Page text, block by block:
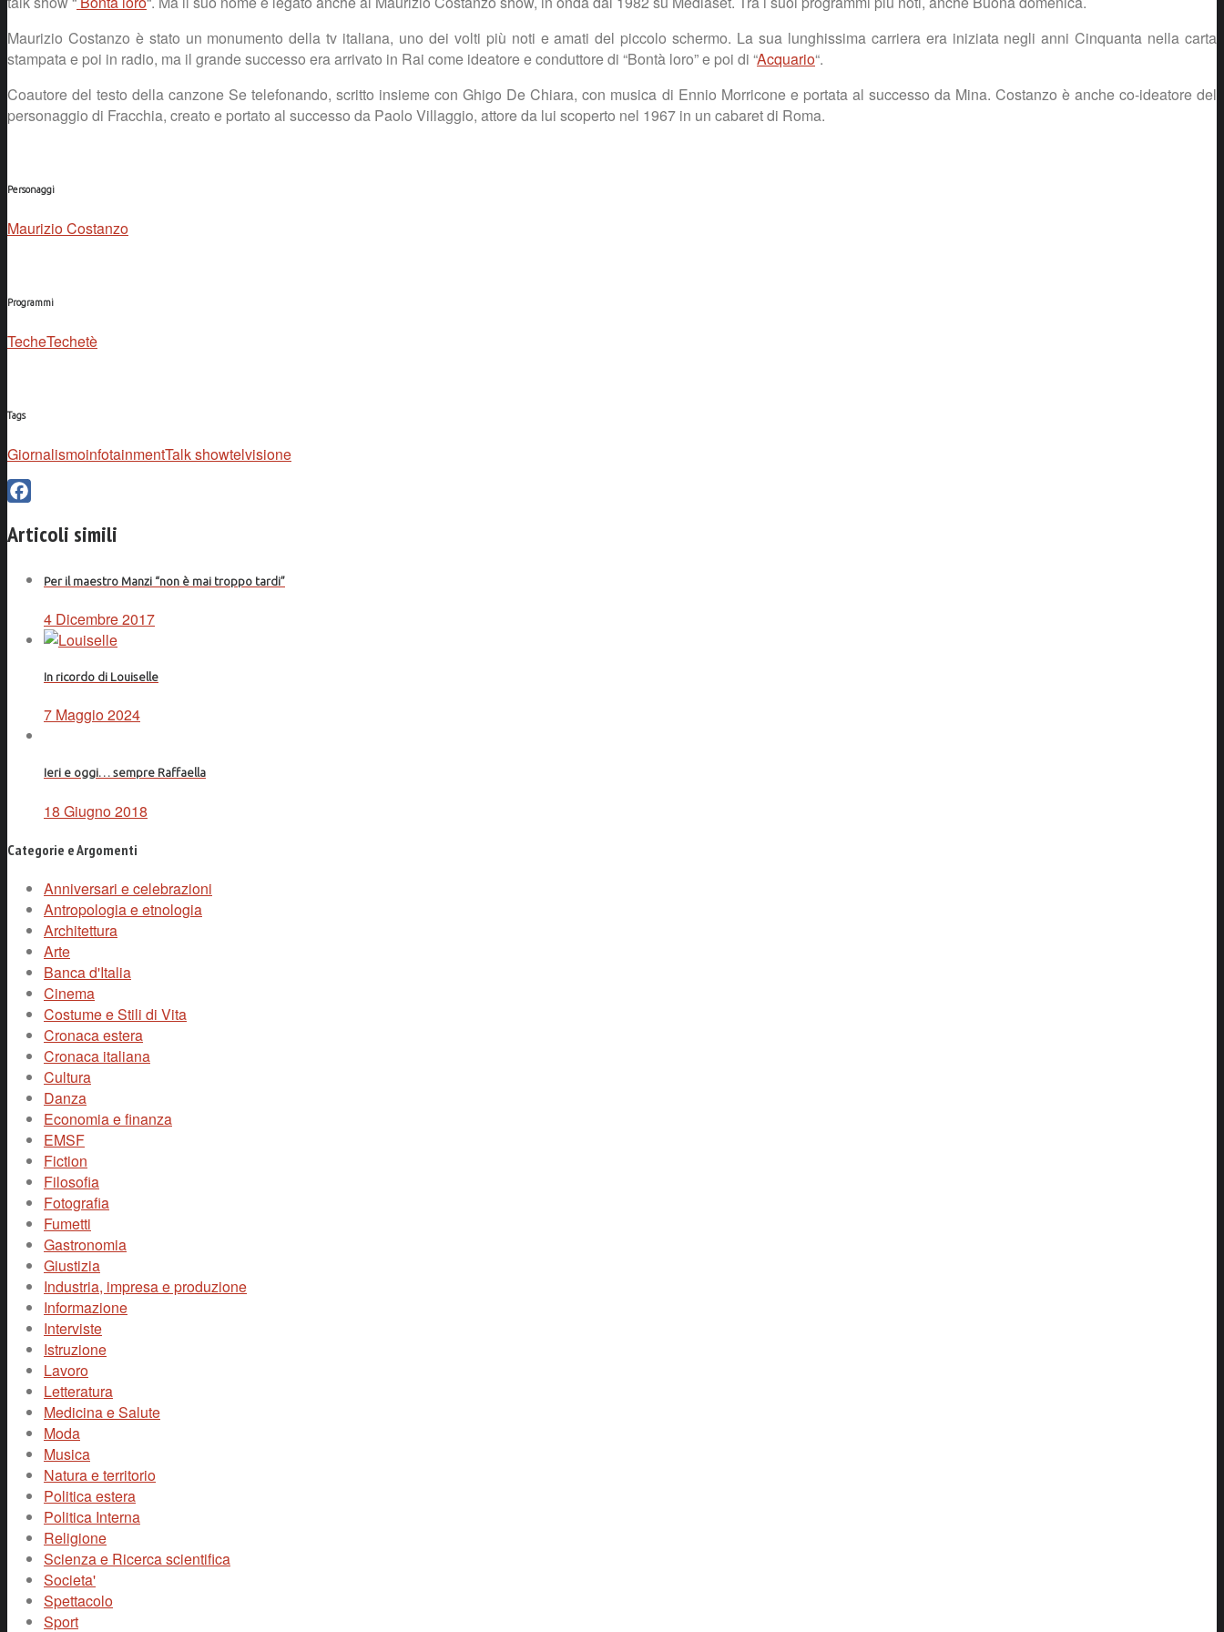
Maurizio Costanzo è stato un monumento della tv italiana, uno dei volti più noti e amati del piccolo schermo. La sua lunghissima carriera era iniziata negli anni Cinquanta nella carta
stampata e poi in radio, ma il grande successo era arrivato in Rai come ideatore e conduttore di “Bontà loro” e poi di “Acquario“.
Coautore del testo della canzone Se telefonando, scritto insieme con Ghigo De Chiara, con musica di Ennio Morricone e portata al successo da Mina. Costanzo è anche co-ideatore del
personaggio di Fracchia, creato e portato al successo da Paolo Villaggio, attore da lui scoperto nel 1967 in un cabaret di Roma.
Personaggi
Maurizio Costanzo
Programmi
TecheTechetè
Tags
GiornalismoinfotainmentTalk showtelvisione
Articoli simili
Per il maestro Manzi “non è mai troppo tardi”
4 Dicembre 2017
In ricordo di Louiselle
7 Maggio 2024
Ieri e oggi… sempre Raffaella
18 Giugno 2018
Categorie e Argomenti
Anniversari e celebrazioni
Antropologia e etnologia
Architettura
Arte
Banca d'Italia
Cinema
Costume e Stili di Vita
Cronaca estera
Cronaca italiana
Cultura
Danza
Economia e finanza
EMSF
Fiction
Filosofia
Fotografia
Fumetti
Gastronomia
Giustizia
Industria, impresa e produzione
Informazione
Interviste
Istruzione
Lavoro
Letteratura
Medicina e Salute
Moda
Musica
Natura e territorio
Politica estera
Politica Interna
Religione
Scienza e Ricerca scientifica
Societa'
Spettacolo
Sport